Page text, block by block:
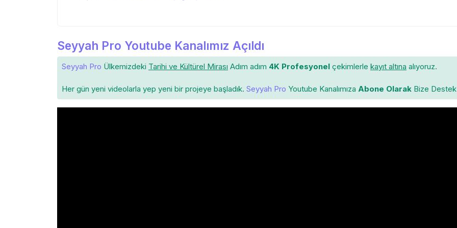
Seyyah Pro Youtube Kanalımız Açıldı
Seyyah Pro Ülkemizdeki Tarihi ve Kültürel Mirası Adım adım 4K Profesyonel çekimlerle kayıt altına alıyoruz.
Her gün yeni videolarla yep yeni bir projeye başladık. Seyyah Pro Youtube Kanalımıza Abone Olarak Bize Destek